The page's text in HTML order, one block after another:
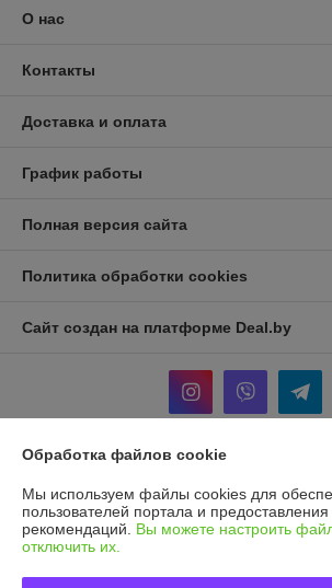
О нас
Контакты
Доставка и оплата
График работы
Полная версия сайта
Политика обработки cookies
Сайт создан на платформе Deal.by
Индивидуальный предприниматель:И.П Седых
Анатольевна
220090, г. Минск, ул. Кольцова, д. 5, кв. 36*
Регистрационный номер ЕГР: 101207410
Обработка файлов cookie
Мы используем файлы cookies для
пользователей портала и
рекомендаций. Вы можете настроить
отключить их.